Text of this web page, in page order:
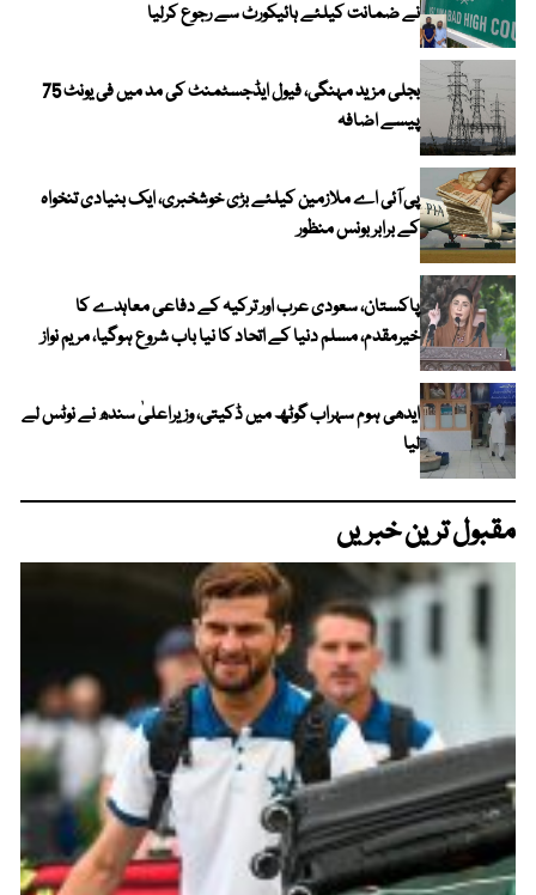
نے ضمانت کیلئے ہائیکورٹ سے رجوع کرلیا
بجلی مزید مہنگی، فیول ایڈجسٹمنٹ کی مد میں فی یونٹ 75
پیسے اضافہ
پی آئی اے ملازمین کیلئے بڑی خوشخبری، ایک بنیادی تنخواہ
کے برابر بونس منظور
پاکستان، سعودی عرب اور ترکیہ کے دفاعی معاہدے کا
خیرمقدم، مسلم دنیا کے اتحاد کا نیا باب شروع ہوگیا، مریم نواز
ایدھی ہوم سہراب گوٹھ میں ڈکیتی، وزیراعلیٰ سندھ نے نوٹس لے
لیا
مقبول ترین خبریں